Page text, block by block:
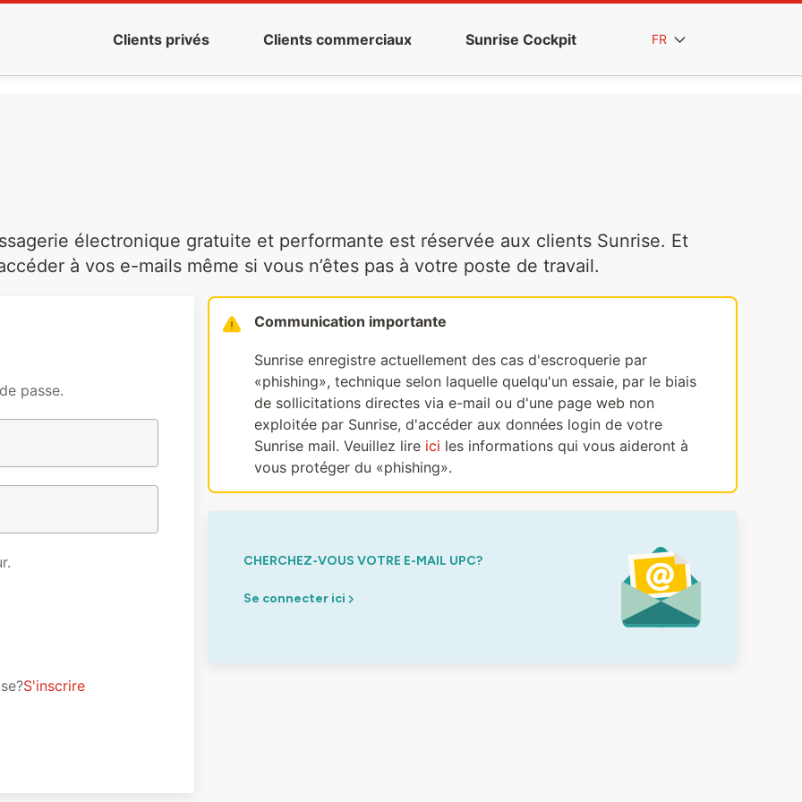
Clients privés Clients commerciaux Sunrise Cockpit FR
électronique gratuite et performante est réservée aux clients Sunrise. Et
à vos e-mails même si vous n’êtes pas à votre poste de travail.
passe.
S'inscrire
Communication importante
Sunrise enregistre actuellement des cas d'escroquerie par
«phishing», technique selon laquelle quelqu'un essaie, par le biais
de sollicitations directes via e-mail ou d'une page web non
exploitée par Sunrise, d'accéder aux données login de votre
Sunrise mail. Veuillez lire ici les informations qui vous aideront à
vous protéger du «phishing».
CHERCHEZ-VOUS VOTRE E-MAIL UPC?
Se connecter ici